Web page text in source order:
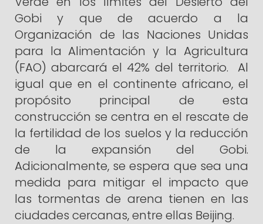
Gobi y que de acuerdo a la
Organización de las Naciones Unidas
para la Alimentación y la Agricultura
(FAO) abarcará el 42% del territorio. Al
igual que en el continente africano, el
propósito principal de esta
construcción se centra en el rescate de
la fertilidad de los suelos y la reducción
de la expansión del Gobi.
Adicionalmente, se espera que sea una
medida para mitigar el impacto que
las tormentas de arena tienen en las
ciudades cercanas, entre ellas Beijing.